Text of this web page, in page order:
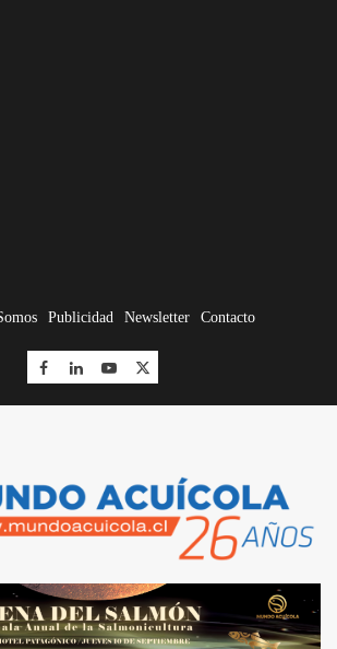
Publicidad Newsletter Contacto